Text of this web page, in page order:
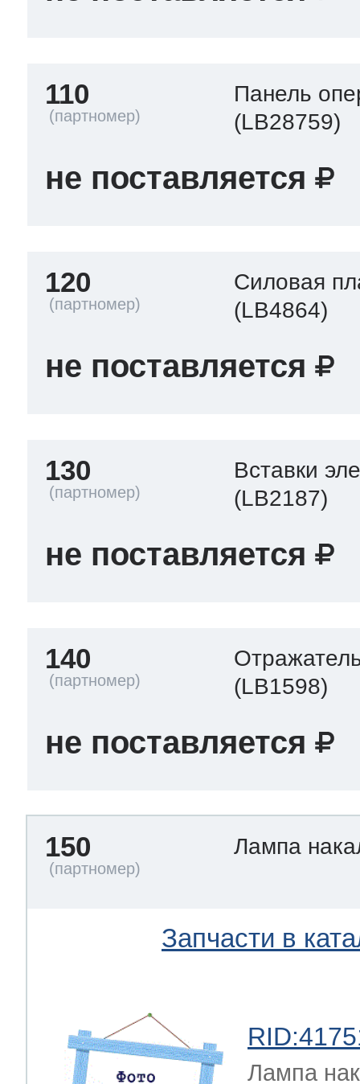
110
Панель
(LB28759)
не поставляется
120
Силовая
(LB4864)
не поставляется
130
Вставки
(LB2187)
не поставляется
140
(LB1598)
не поставляется
150 Лампа
Запчасти в
Лампа